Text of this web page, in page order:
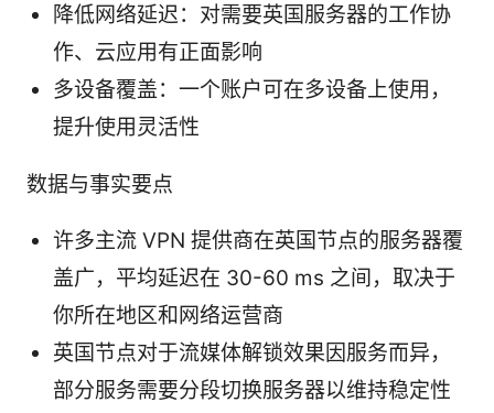
降低网络延迟：对需要英国服务器的工作协
作、云应用有正面影响
多设备覆盖：一个账户可在多设备上使用，
提升使用灵活性
数据与事实要点
许多主流 VPN 提供商在英国节点的服务器覆
盖广，平均延迟在 30-60 ms 之间，取决于
你所在地区和网络运营商
英国节点对于流媒体解锁效果因服务而异，
部分服务需要分段切换服务器以维持稳定性